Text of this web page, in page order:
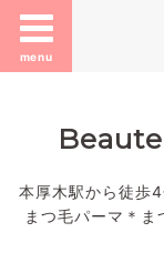
menu
本厚木駅から徒歩
まつ毛パーマ＊